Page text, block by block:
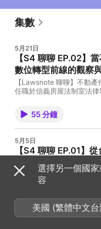
集數
5月21日
【S4 聊聊 EP.02】
數位轉型前線的觀察
【Lawsnote 聊聊】不動
任職於信義房屋法制室法
將深入聊聊他從叡揚資訊
程。本集除了帶您直擊不
如何透過 DiNDON、AI 講
該如何迎向挑戰、開創新
資訊公司走上不動產法律
方式與科技態度的影響 💬
跟外界想像差多少？ 💬 信
荷 💬 台灣不動產法律領域
的數位轉型：DiNDON、
💬 法律相關業務如何搭上
法？ 💬 一個 AI 工具值不值
55 分鐘
5月5日
【S4 聊聊 EP.01】
— 解構 Harvey、
的真實樣貌｜Ft.
【Lawsnote 聊聊】首位從
英國 RAI Institute 擔任法
Chi。Serene 的研究領域
將聊聊她如何走上研究員
52 分鐘
選擇另一個國
容
美國 (繁體中文台